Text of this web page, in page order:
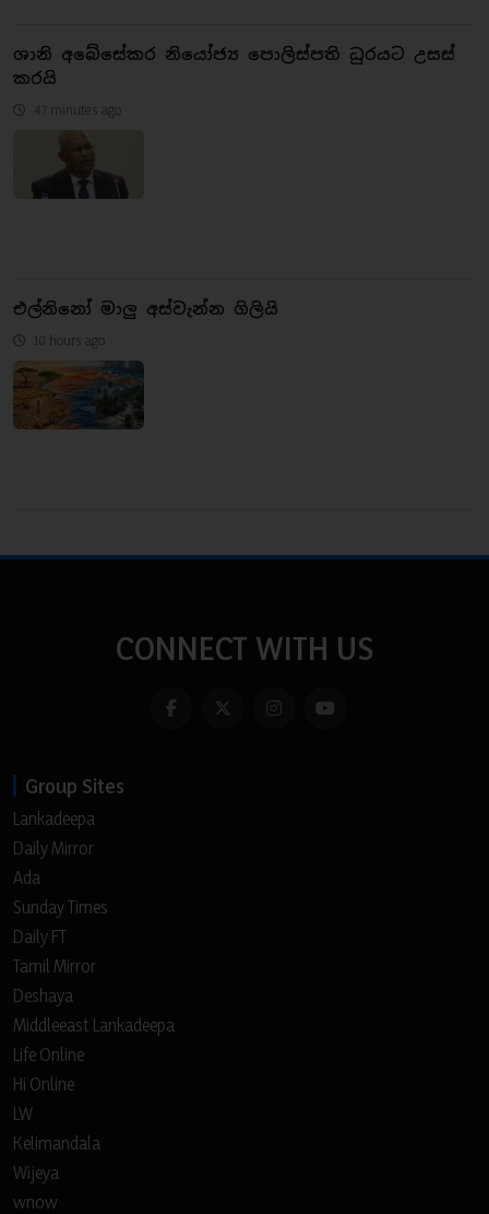
ශානි අබේසේකර නියෝජ්‍ය පොලිස්පති ධුරයට උසස්
කරයි
47 minutes ago
එල්නිනෝ මාලු අස්වැන්න ගිලියි
10 hours ago
CONNECT WITH US
Group Sites
Lankadeepa
Daily Mirror
Ada
Sunday Times
Daily FT
Tamil Mirror
Deshaya
Middleeast Lankadeepa
Life Online
Hi Online
LW
Kelimandala
Wijeya
wnow